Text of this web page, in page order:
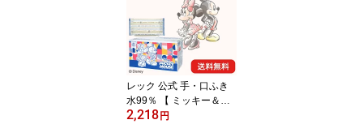
ハローキティ うるおい成
分 かわいい 自社工場 日
本製 赤ちゃん ノンアル
コール 無香料 出産祝い
セット 水99％
レック 公式 手・口ふき
水99％ 【 ミッキー＆ミ
ニー 】 60枚x20個【ケー
2,218 円